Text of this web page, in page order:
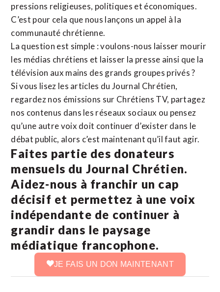
pressions religieuses, politiques et économiques.
C’est pour cela que nous lançons un appel à la
communauté chrétienne.
La question est simple : voulons-nous laisser mourir
les médias chrétiens et laisser la presse ainsi que la
télévision aux mains des grands groupes privés ?
Si vous lisez les articles du Journal Chrétien,
regardez nos émissions sur Chrétiens TV, partagez
nos contenus dans les réseaux sociaux ou pensez
qu’une autre voix doit continuer d’exister dans le
débat public, alors c’est maintenant qu’il faut agir.
Faites partie des donateurs
mensuels du Journal Chrétien.
Aidez-nous à franchir un cap
décisif et permettez à une voix
indépendante de continuer à
grandir dans le paysage
médiatique francophone.
JE FAIS UN DON MAINTENANT